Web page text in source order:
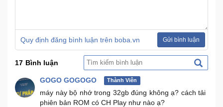
Quy định đăng bình luận trên boba.vn Gửi bình luận
17 Bình luận
GOGO GOGOGO Thành Viên
máy này bộ nhớ trong 32gb đúng không ạ? cách tải
phiên bản ROM có CH Play như nào ạ?